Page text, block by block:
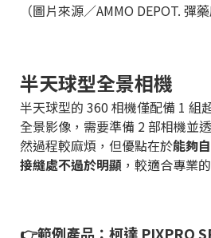
（圖片來源／AMMO DEPOT. 彈藥
半天球型全景相機
半天球型的 360 相機僅配備 1 組
全景影像，需要準備 2 部相機並
然過程較麻煩，但優點在於能夠
接縫處不過於明顯 ，較適合專業
👉範例產品：柯達 PIXPRO